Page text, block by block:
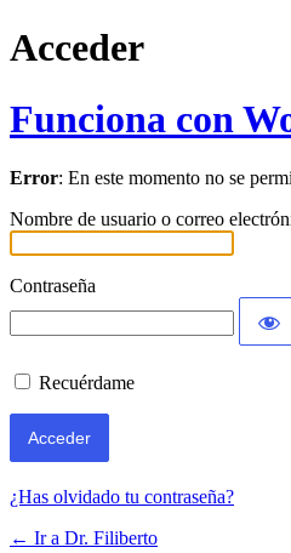
Acceder
Funciona con
Error: En este momento no se
Nombre de usuario o correo
Contraseña
Recuérdame
¿Has olvidado tu contraseña?
← Ir a Dr. Filiberto